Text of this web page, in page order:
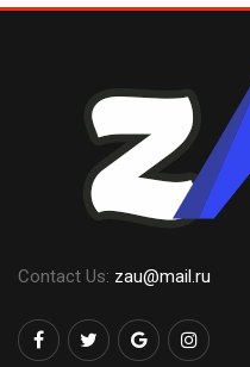
Contact Us: zau@mail.ru